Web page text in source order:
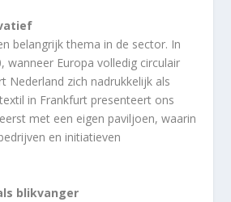
belangrijk thema in de sector. In
wanneer Europa volledig circulair
Nederland zich nadrukkelijk als
in Frankfurt presenteert ons
met een eigen paviljoen, waarin
en initiatieven
blikvanger